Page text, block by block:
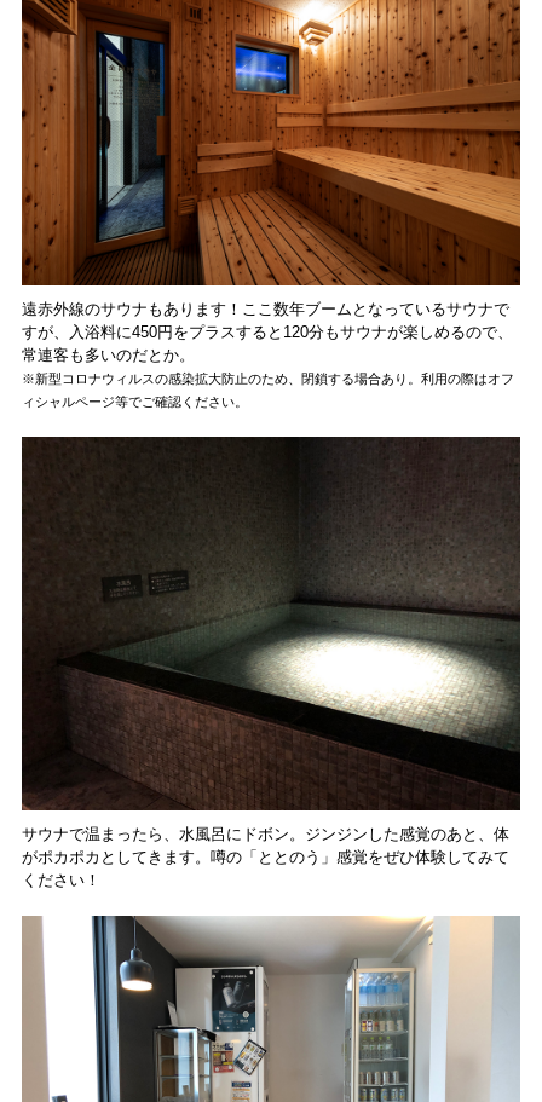
遠赤外線のサウナもあります！ここ数年ブームとなっているサウナで
すが、入浴料に450円をプラスすると120分もサウナが楽しめるので、
常連客も多いのだとか。
※新型コロナウィルスの感染拡大防止のため、閉鎖する場合あり。利用の際はオフ
ィシャルページ等でご確認ください。
サウナで温まったら、水風呂にドボン。ジンジンした感覚のあと、体
がポカポカとしてきます。噂の「ととのう」感覚をぜひ体験してみて
ください！